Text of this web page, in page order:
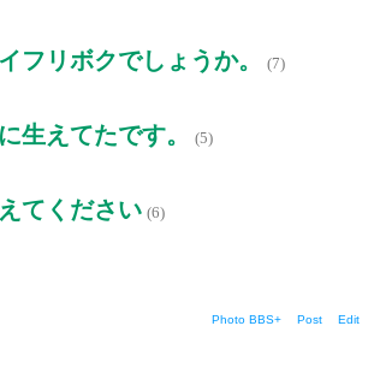
フリボクでしょうか。 (7)
生えてたです。 (5)
てください (6)
Photo BBS+ Post Edit